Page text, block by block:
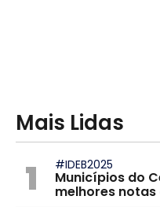
Mais Lidas
1 #IDEB2025
Municípios do
melhores notas